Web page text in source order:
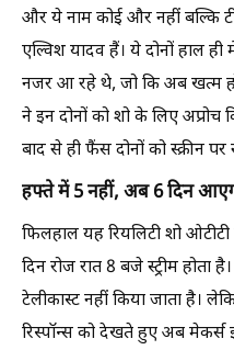
और ये नाम कोई और नहीं बल्कि
एल्विश यादव हैं। ये दोनों हाल
नजर आ रहे थे, जो कि अब खत्म
ने इन दोनों को शो के लिए
बाद से ही फैंस दोनों को स्क्रीन
हफ्ते में 5 नहीं, अब 6 दिन
फिलहाल यह रियलिटी शो
दिन रोज रात 8 बजे स्ट्रीम होता
टेलीकास्ट नहीं किया जाता है।
रिस्पॉन्स को देखते हुए अब